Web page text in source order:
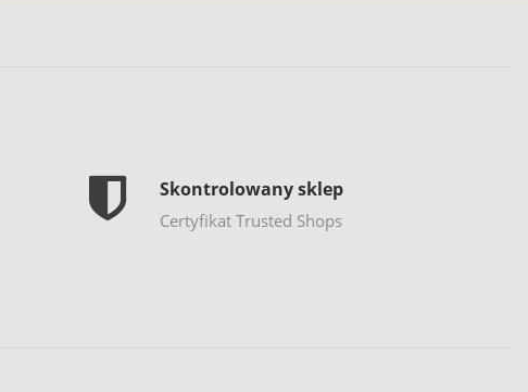
Skontrolowany sklep
Certyfikat Trusted Shops